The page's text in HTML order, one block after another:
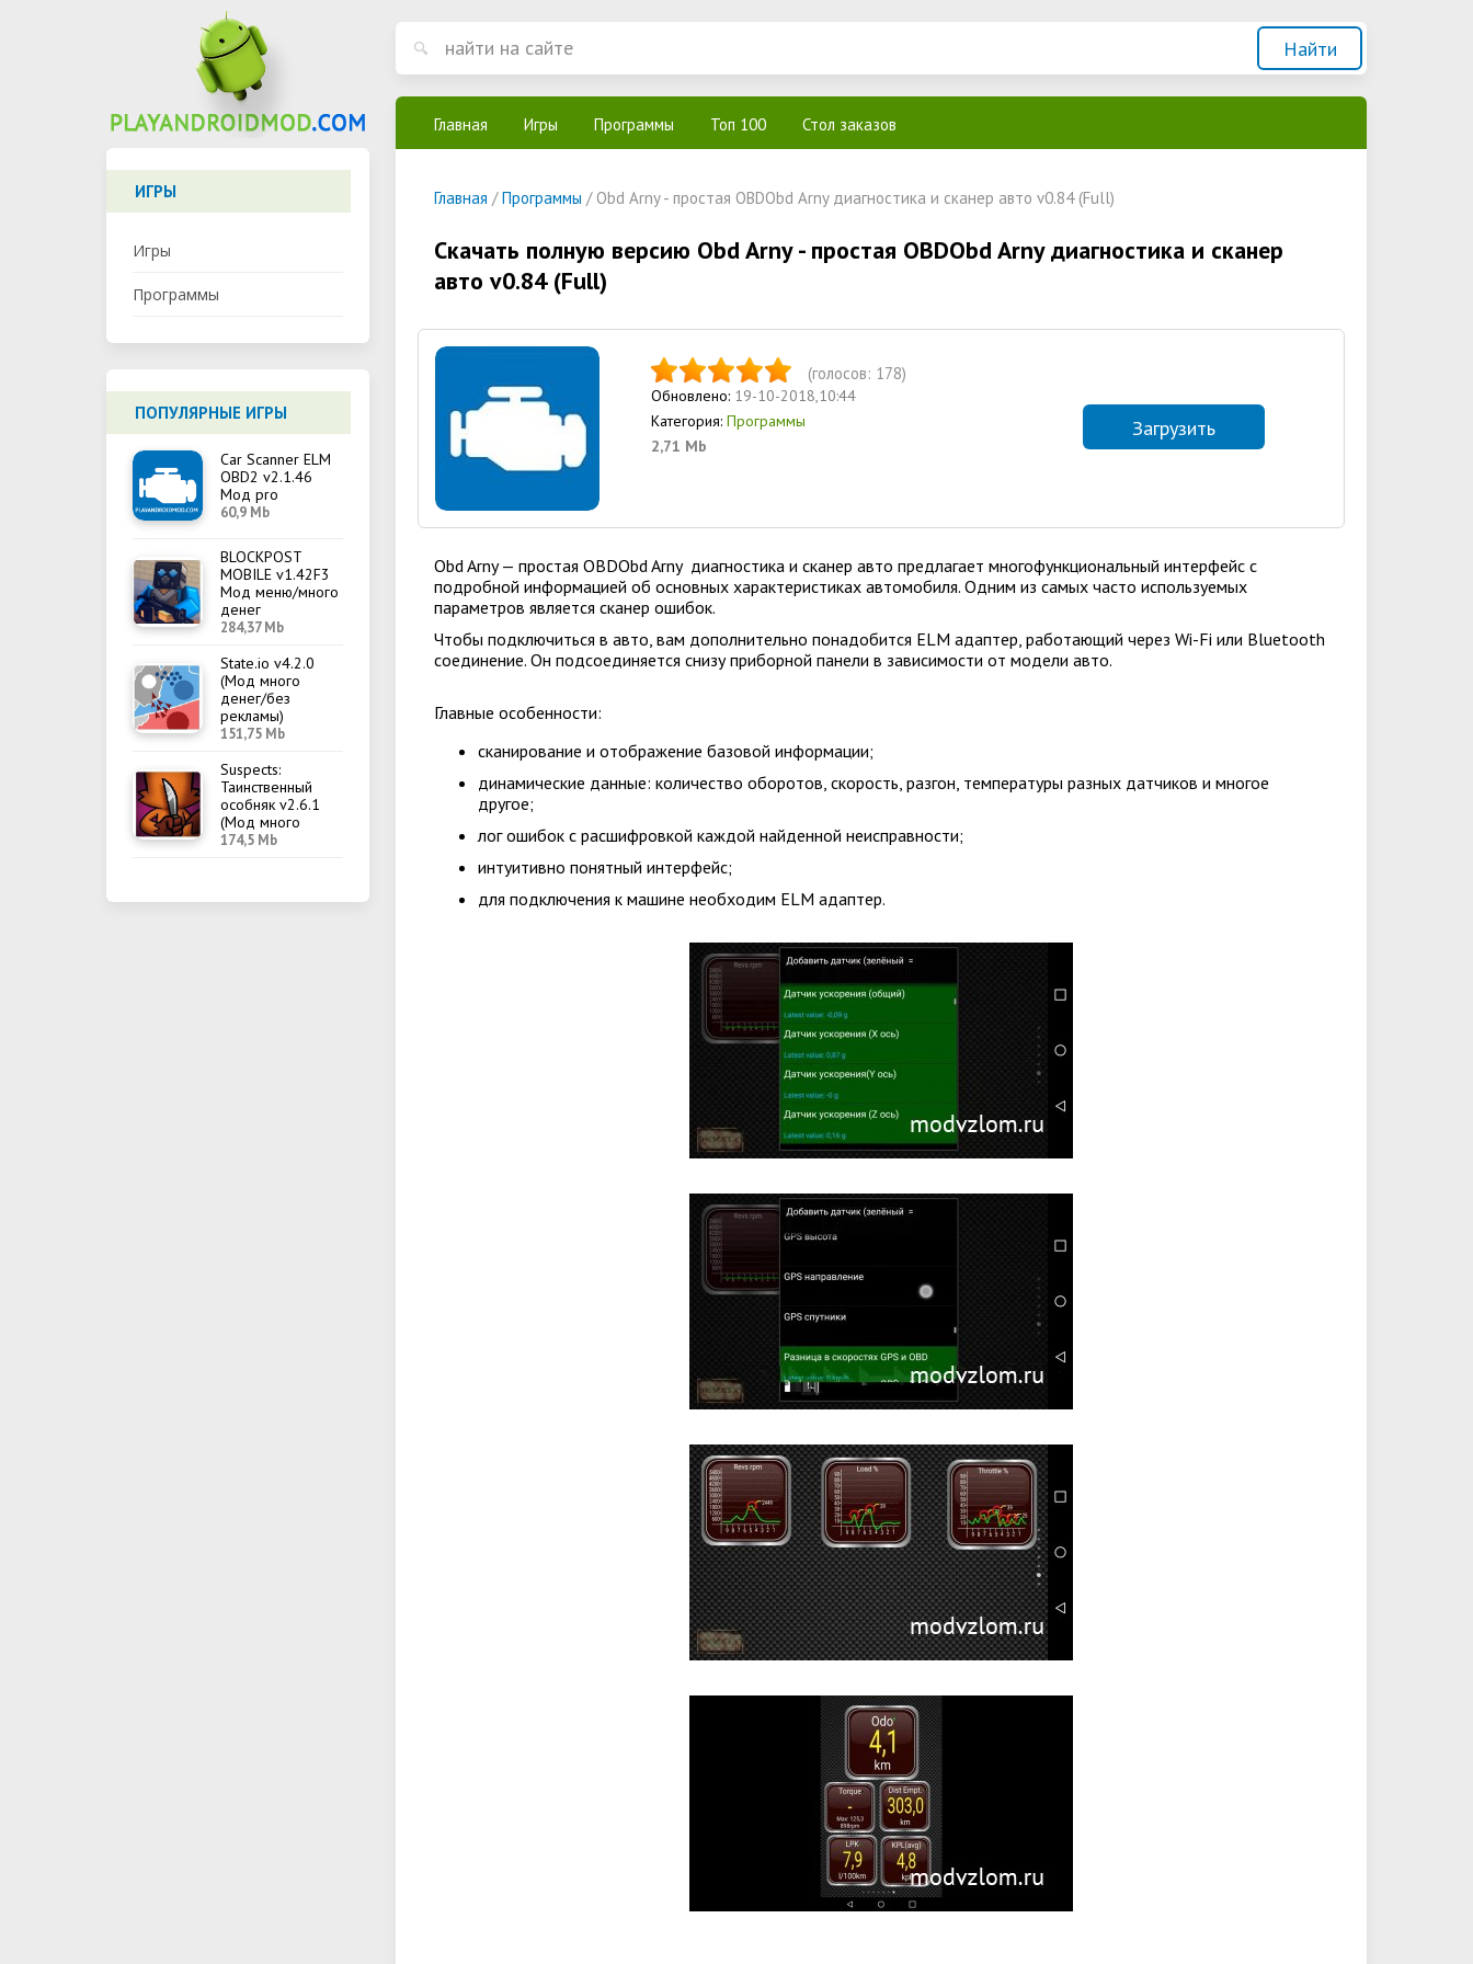
ИГРЫ
Игры
Программы
ПОПУЛЯРНЫЕ ИГРЫ
Car Scanner ELM
OBD2 v2.1.46
Мод pro
60,9 Mb
BLOCKPOST
MOBILE v1.42F3
Мод меню/много
денег
284,37 Mb
State.io v4.2.0
(Мод много
денег/без
рекламы)
151,75 Mb
Suspects:
Таинственный
особняк v2.6.1
(Мод много
денег/меню)
174,5 Mb
Главная Игры Программы Топ 100 Стол заказов
Главная /Программы / Obd Arny - простая OBDObd Arny диагностика и сканер авто v0.84 (Full)
Скачать полную версию Obd Arny - простая OBDObd Arny диагностика и сканер
авто v0.84 (Full)
(голосов: 178)
Обновлено: 19-10-2018,10:44
Категория: Программы
2,71 Mb
Загрузить
Obd Arny — простая OBDObd Arny диагностика и сканер авто предлагает многофункциональный интерфейс с
подробной информацией об основных характеристиках автомобиля. Одним из самых часто используемых
параметров является сканер ошибок.
Чтобы подключиться в авто, вам дополнительно понадобится ELM адаптер, работающий через Wi-Fi или Bluetooth
соединение. Он подсоединяется снизу приборной панели в зависимости от модели авто.
Главные особенности:
сканирование и отображение базовой информации;
динамические данные: количество оборотов, скорость, разгон, температуры разных датчиков и многое
другое;
лог ошибок с расшифровкой каждой найденной неисправности;
интуитивно понятный интерфейс;
для подключения к машине необходим ELM адаптер.